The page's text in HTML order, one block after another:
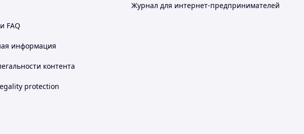
FAQ
информация
контента
protection
Журнал для интернет-предпринимателей